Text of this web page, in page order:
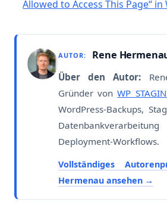
Allowed to Access This Page“ in
AUTOR: Rene
Über den Autor:
Gründer vonWP
WordPress-Backups,
Deployment-Workflows.
Vollständiges
Hermenau ansehen